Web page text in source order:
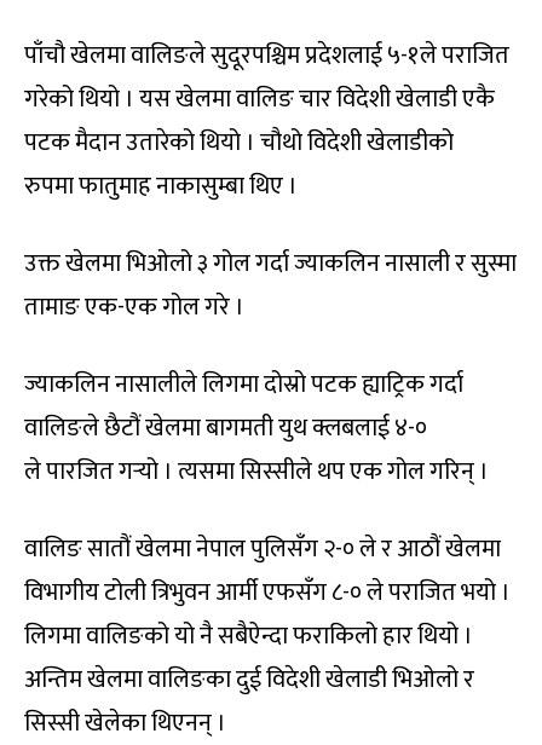
पाँचौ खेलमा वालिङले सुदूरपश्चिम प्रदेशलाई ५-१ले पराजित
गरेको थियो । यस खेलमा वालिङ चार विदेशी खेलाडी एकै
पटक मैदान उतारेको थियो । चौथो विदेशी खेलाडीको
रुपमा फातुमाह नाकासुम्बा थिए ।
उक्त खेलमा भिओलो ३ गोल गर्दा ज्याकलिन नासाली र सुस्मा
तामाङ एक-एक गोल गरे ।
ज्याकलिन नासालीले लिगमा दोस्रो पटक ह्याट्रिक गर्दा
वालिङले छैटौं खेलमा बागमती युथ क्लबलाई ४-०
ले पारजित गर्‍यो । त्यसमा सिस्सीले थप एक गोल गरिन् ।
वालिङ सातौं खेलमा नेपाल पुलिसँग २-० ले र आठौं खेलमा
विभागीय टोली त्रिभुवन आर्मी एफसँग ८-० ले पराजित भयो ।
लिगमा वालिङको यो नै सबैऐन्दा फराकिलो हार थियो ।
अन्तिम खेलमा वालिङका दुई विदेशी खेलाडी भिओलो र
सिस्सी खेलेका थिएनन् ।